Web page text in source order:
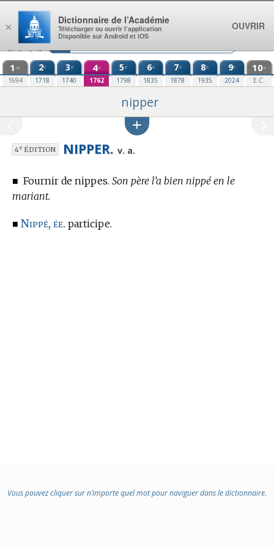
Aller au contenu
1 re
1694
2e
1718
3e
1740
4e
1762
5e
1798
6e
1835
7e
1878
8e
1935
9e
2024
10e
E.C.
nipper
4eÉDITION NIPPER. v. a.
■ Fournir de nippes. Son père l’a bien nippé en le
mariant.
■ Nippé, ée. participe.
Vous pouvez cliquer sur n’importe quel mot pour naviguer dans le dictionnaire.
×
Dictionnaire de l’Académie
Télécharger ou ouvrir l’application
Disponible sur Android et iOS
OUVRIR